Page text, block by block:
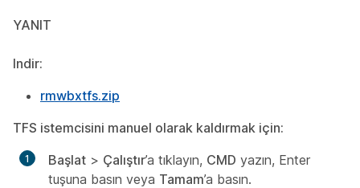
YANIT
Indir:
rmwbxtfs.zip
TFS istemcisini manuel olarak kaldırmak için:
Başlat > Çalıştır’a tıklayın, CMD yazın, Enter
tuşuna basın veya Tamam’a basın.